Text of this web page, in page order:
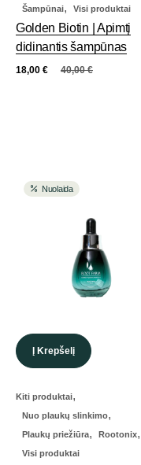
Šampūnai, Visi produktai
Golden Biotin | Apimtį
didinantis šampūnas
40,00€
18,00 €
Nuolaida
Į Krepšelį
Kiti produktai,
Nuo plaukų slinkimo,
Plaukų priežiūra, Rootonix,
Visi produktai